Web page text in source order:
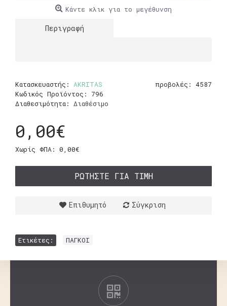
Κάντε κλικ για το μεγέθυνση
Περιγραφή
προβολές: 4587
Κατασκευαστής: AKRITAS
Κωδικός Προϊόντος: 796
Διαθεσιμότητα: Διαθέσιμο
0,00€
Χωρίς ΦΠΑ: 0,00€
ΡΩΤΉΣΤΕ ΓΙΑ ΤΙΜΉ
Επιθυμητό Σύγκριση
Ετικέτες: ΠΑΓΚΟΙ